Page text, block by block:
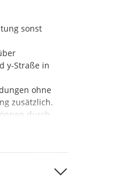
sonst
y-Straße in
ohne
zusätzlich.
durch